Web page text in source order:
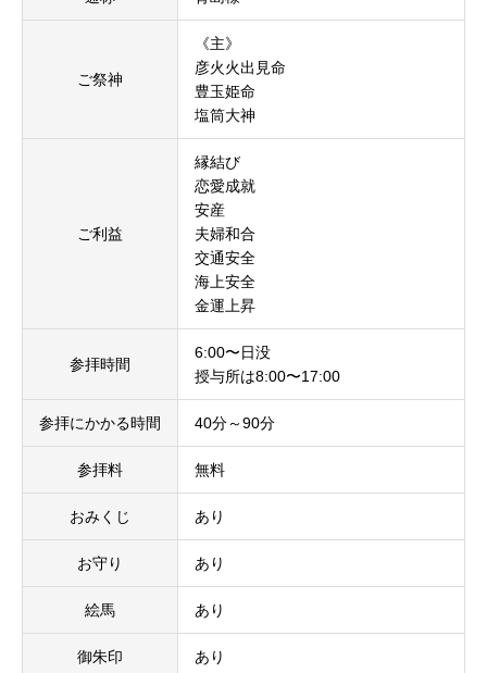
ご祭神
《主》
彦火火出見命
豊玉姫命
塩筒大神
ご利益
縁結び
恋愛成就
安産
夫婦和合
交通安全
海上安全
金運上昇
参拝時間
6:00〜日没
授与所は8:00〜17:00
参拝にかかる時間 40分～90分
参拝料 無料
おみくじ あり
お守り あり
絵馬 あり
御朱印 あり